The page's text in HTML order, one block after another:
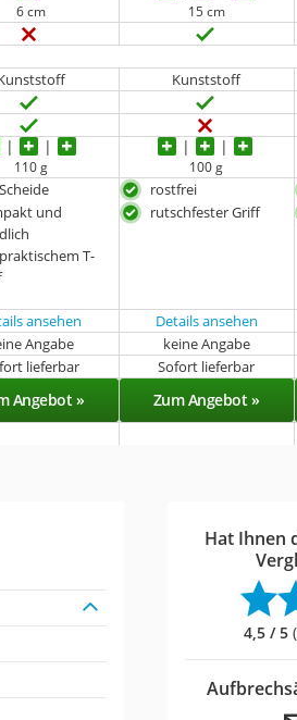
6 cm 15 cm
Kunststoff
110 g 100 g
und
T-
rostfrei
rutschfester Griff
ansehen Details ansehen
Angabe keine Angabe
lieferbar Sofort lieferbar
Angebot » Zum Angebot »
Hat Ihnen
4,5 / 5